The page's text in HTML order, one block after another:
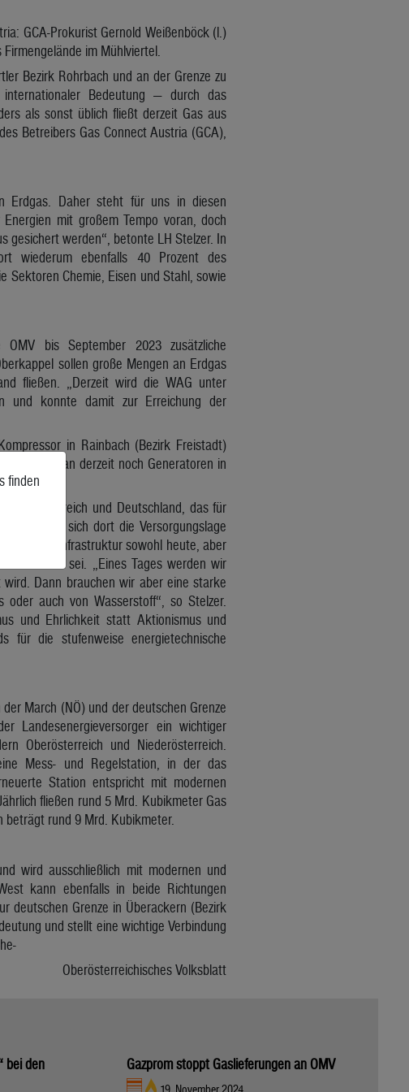
GCA-Prokurist Gernold Weißenböck (l.)
im Mühlviertel.
Bezirk Rohrbach und an der Grenze zu
Bedeutung — durch das
als sonst üblich fließt derzeit Gas aus
Betreibers Gas Connect Austria (GCA),
Erdgas. Daher steht für uns in diesen
mit großem Tempo voran, doch
gesichert werden“, betonte LH Stelzer. In
wiederum ebenfalls 40 Prozent des
Sektoren Chemie, Eisen und Stahl, sowie
bis September 2023 zusätzliche
sollen große Mengen an Erdgas
fließen. „Derzeit wird die WAG unter
und konnte damit zur Erreichung der
in Rainbach (Bezirk Freistadt)
dass man derzeit noch Generatoren in
Österreich und Deutschland, das für
soll, wenn sich dort die Versorgungslage
Gas-Infrastruktur sowohl heute, aber
sei. „Eines Tages werden wir
Dann brauchen wir aber eine starke
auch von Wasserstoff“, so Stelzer.
und Ehrlichkeit statt Aktionismus und
für die stufenweise energietechnische
March (NÖ) und der deutschen Grenze
Landesenergieversorger ein wichtiger
Oberösterreich und Niederösterreich.
Mess- und Regelstation, in der das
Station entspricht mit modernen
fließen rund 5 Mrd. Kubikmeter Gas
beträgt rund 9 Mrd. Kubikmeter.
wird ausschließlich mit modernen und
kann ebenfalls in beide Richtungen
deutschen Grenze in Überackern (Bezirk
und stellt eine wichtige Verbindung
Oberösterreichisches Volksblatt
bei den
Gazprom stoppt Gaslieferungen an OMV
finden